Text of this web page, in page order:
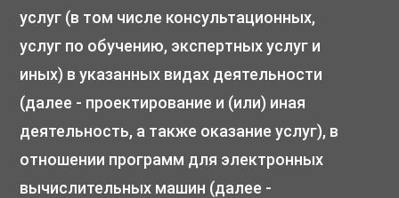
услуг (в том числе консультационных,
услуг по обучению, экспертных услуг и
иных) в указанных видах деятельности
(далее - проектирование и (или) иная
деятельность, а также оказание услуг), в
отношении программ для электронных
вычислительных машин (далее -